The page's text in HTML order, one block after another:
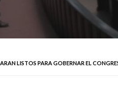
LISTOS PARA GOBERNAR EL